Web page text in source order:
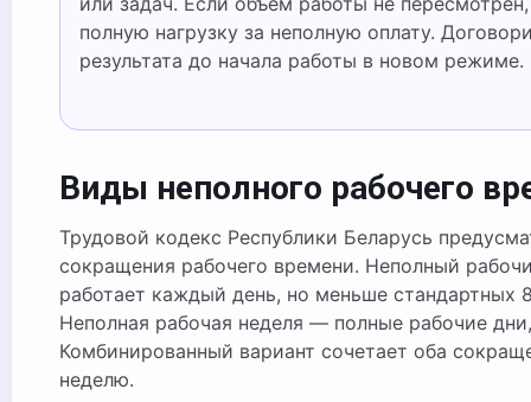
полную нагрузку за неполную оплату.
результата до начала работы в новом режиме.
Виды неполного рабочего
Трудовой кодекс Республики Беларусь
сокращения рабочего времени. Неполный
работает каждый день, но меньше стандартных
Неполная рабочая неделя — полные рабочие
Комбинированный вариант сочетает оба
неделю.